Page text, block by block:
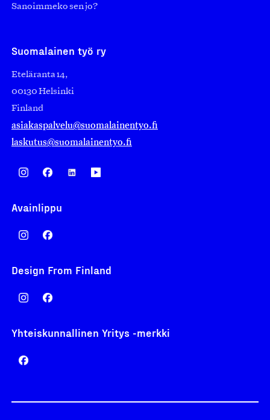
Sanoimmeko sen jo?
Suomalainen työ ry
Eteläranta 14,
00130 Helsinki
Finland
asiakaspalvelu@suomalainentyo.fi
laskutus@suomalainentyo.fi
Avainlippu
Design From Finland
Yhteiskunnallinen Yritys -merkki